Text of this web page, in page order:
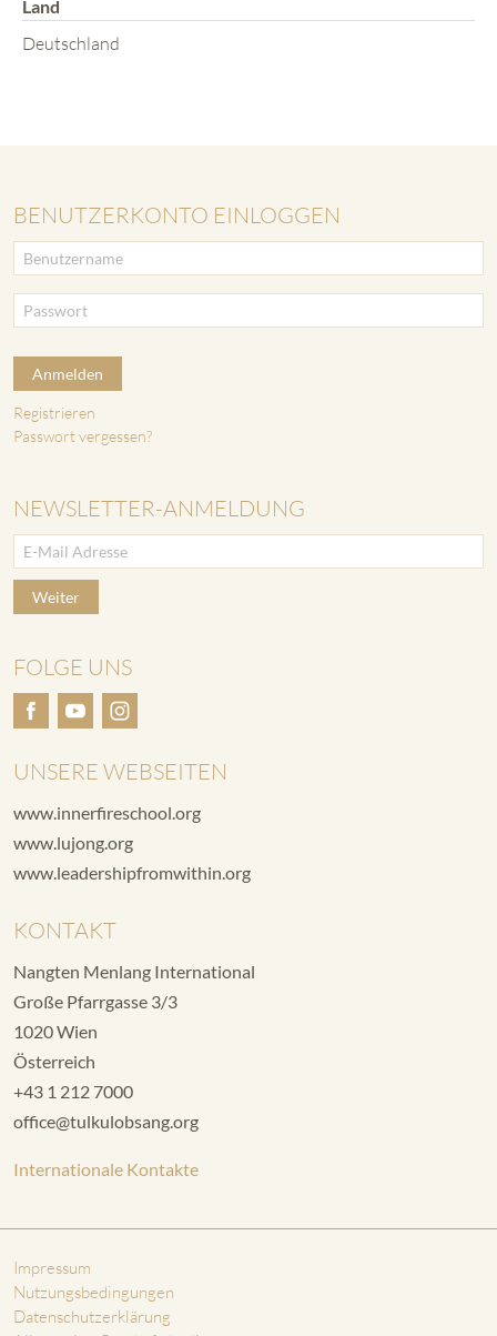
Land
Deutschland
BENUTZERKONTO EINLOGGEN
Anmelden
Registrieren
Passwort vergessen?
NEWSLETTER-ANMELDUNG
Weiter
FOLGE UNS
UNSERE WEBSEITEN
www.innerfireschool.org
www.lujong.org
www.leadershipfromwithin.org
KONTAKT
Nangten Menlang International
Große Pfarrgasse 3/3
1020 Wien
Österreich
+43 1 212 7000
office@tulkulobsang.org
Internationale Kontakte
Impressum
Nutzungsbedingungen
Datenschutzerklärung